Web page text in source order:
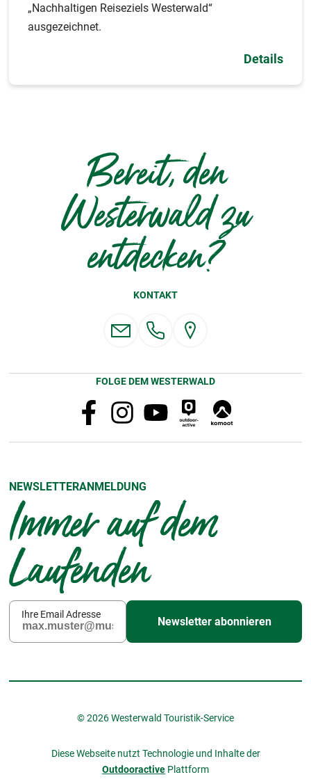
„Nachhaltigen Reiseziels Westerwald“
ausgezeichnet.
Details
Bereit, den
Westerwald zu
entdecken?
KONTAKT
FOLGE DEM WESTERWALD
NEWSLETTERANMELDUNG
Immer auf dem
Laufenden
Ihre Email Adresse
Newsletter abonnieren
© 2026 Westerwald Touristik-Service
Diese Webseite nutzt Technologie und Inhalte der
Outdooractive Plattform